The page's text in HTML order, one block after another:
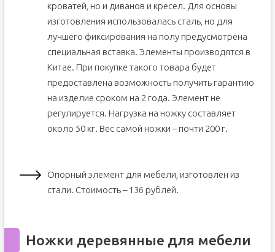
кроватей, но и диванов и кресел. Для основы
изготовления использовалась сталь, но для
лучшего фиксирования на полу предусмотрена
специальная вставка. Элементы производятся в
Китае. При покупке такого товара будет
предоставлена возможность получить гарантию
на изделие сроком на 2 года. Элемент не
регулируется. Нагрузка на ножку составляет
около 50 кг. Вес самой ножки – почти 200 г.
Опорный элемент для мебели, изготовлен из
стали. Стоимость – 136 рублей.
Ножки деревянные для мебели